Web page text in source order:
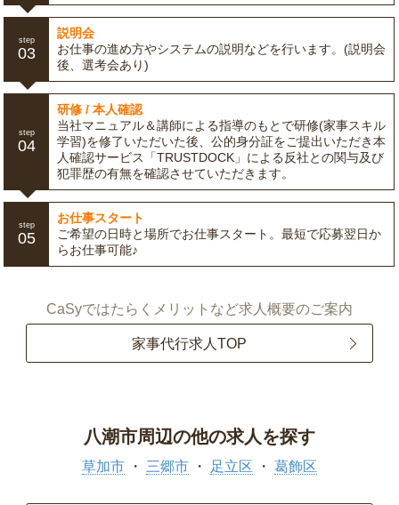
step
03
説明会
お仕事の進め方やシステムの説明などを行います。(説明会
後、選考会あり)
step
04
研修 / 本人確認
当社マニュアル＆講師による指導のもとで研修(家事スキル
学習)を修了いただいた後、公的身分証をご提出いただき本
人確認サービス「TRUSTDOCK」による反社との関与及び
犯罪歴の有無を確認させていただきます。
step
05
お仕事スタート
ご希望の日時と場所でお仕事スタート。最短で応募翌日か
らお仕事可能♪
CaSyではたらくメリットなど求人概要のご案内
家事代行求人TOP
八潮市周辺の他の求人を探す
草加市 三郷市 足立区 葛飾区